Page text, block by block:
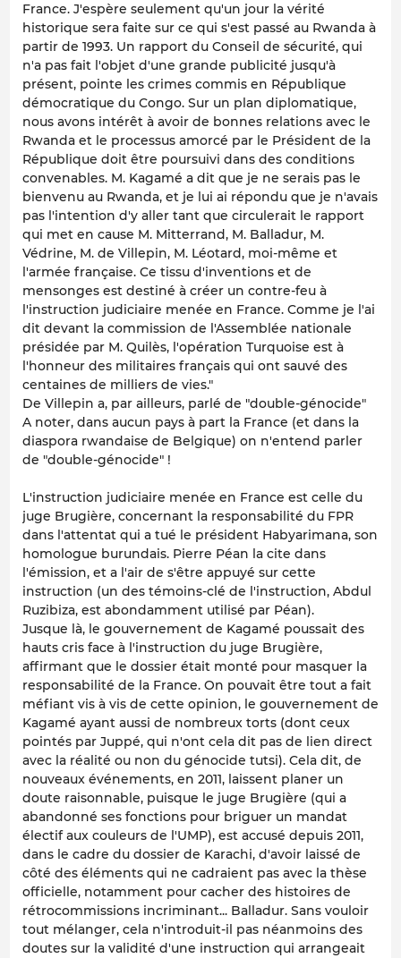
France. J'espère seulement qu'un jour la vérité
historique sera faite sur ce qui s'est passé au Rwanda à
partir de 1993. Un rapport du Conseil de sécurité, qui
n'a pas fait l'objet d'une grande publicité jusqu'à
présent, pointe les crimes commis en République
démocratique du Congo. Sur un plan diplomatique,
nous avons intérêt à avoir de bonnes relations avec le
Rwanda et le processus amorcé par le Président de la
République doit être poursuivi dans des conditions
convenables. M. Kagamé a dit que je ne serais pas le
bienvenu au Rwanda, et je lui ai répondu que je n'avais
pas l'intention d'y aller tant que circulerait le rapport
qui met en cause M. Mitterrand, M. Balladur, M.
Védrine, M. de Villepin, M. Léotard, moi-même et
l'armée française. Ce tissu d'inventions et de
mensonges est destiné à créer un contre-feu à
l'instruction judiciaire menée en France. Comme je l'ai
dit devant la commission de l'Assemblée nationale
présidée par M. Quilès, l'opération Turquoise est à
l'honneur des militaires français qui ont sauvé des
centaines de milliers de vies."
De Villepin a, par ailleurs, parlé de "double-génocide"
A noter, dans aucun pays à part la France (et dans la
diaspora rwandaise de Belgique) on n'entend parler
de "double-génocide" !
L'instruction judiciaire menée en France est celle du
juge Brugière, concernant la responsabilité du FPR
dans l'attentat qui a tué le président Habyarimana, son
homologue burundais. Pierre Péan la cite dans
l'émission, et a l'air de s'être appuyé sur cette
instruction (un des témoins-clé de l'instruction, Abdul
Ruzibiza, est abondamment utilisé par Péan).
Jusque là, le gouvernement de Kagamé poussait des
hauts cris face à l'instruction du juge Brugière,
affirmant que le dossier était monté pour masquer la
responsabilité de la France. On pouvait être tout a fait
méfiant vis à vis de cette opinion, le gouvernement de
Kagamé ayant aussi de nombreux torts (dont ceux
pointés par Juppé, qui n'ont cela dit pas de lien direct
avec la réalité ou non du génocide tutsi). Cela dit, de
nouveaux événements, en 2011, laissent planer un
doute raisonnable, puisque le juge Brugière (qui a
abandonné ses fonctions pour briguer un mandat
électif aux couleurs de l'UMP), est accusé depuis 2011,
dans le cadre du dossier de Karachi, d'avoir laissé de
côté des éléments qui ne cadraient pas avec la thèse
officielle, notamment pour cacher des histoires de
rétrocommissions incriminant... Balladur. Sans vouloir
tout mélanger, cela n'introduit-il pas néanmoins des
doutes sur la validité d'une instruction qui arrangeait